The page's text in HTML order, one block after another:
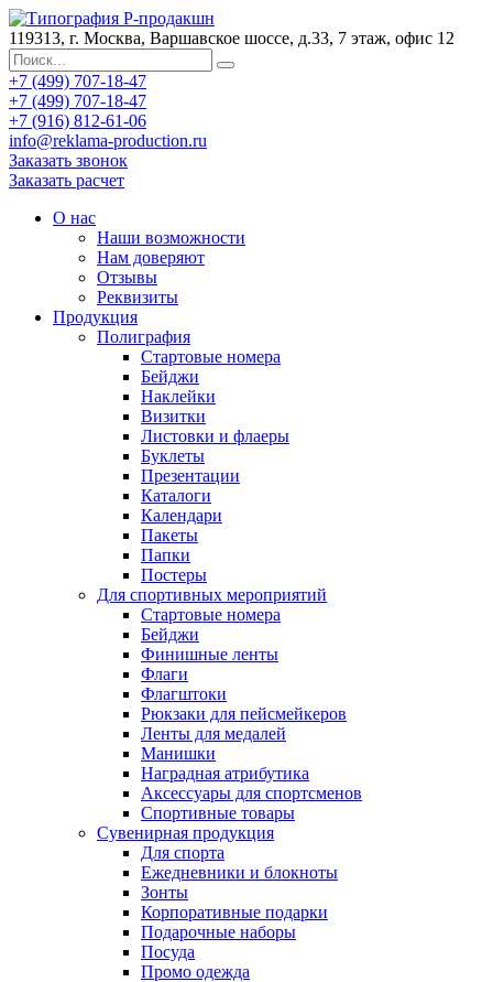
119313, г. Москва, Варшавское шоссе, д.33, 7 этаж, офис 12
+7 (499) 707-18-47
+7 (499) 707-18-47
+7 (916) 812-61-06
info@reklama-production.ru
Заказать звонок
Заказать расчет
О нас
Наши возможности
Нам доверяют
Отзывы
Реквизиты
Продукция
Полиграфия
Стартовые номера
Бейджи
Наклейки
Визитки
Листовки и флаеры
Буклеты
Презентации
Каталоги
Календари
Пакеты
Папки
Постеры
Для спортивных мероприятий
Стартовые номера
Бейджи
Финишные ленты
Флаги
Флагштоки
Рюкзаки для пейсмейкеров
Ленты для медалей
Манишки
Наградная атрибутика
Аксессуары для спортсменов
Спортивные товары
Сувенирная продукция
Для спорта
Ежедневники и блокноты
Зонты
Корпоративные подарки
Подарочные наборы
Посуда
Промо одежда